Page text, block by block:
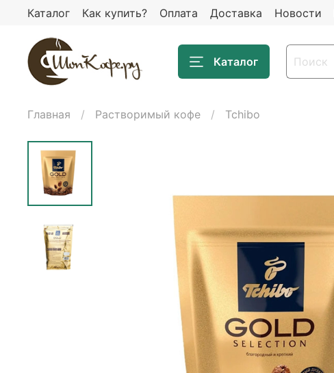
Каталог Как купить? Оплата Доставка Новости
Каталог
Главная Растворимый кофе Tchibo